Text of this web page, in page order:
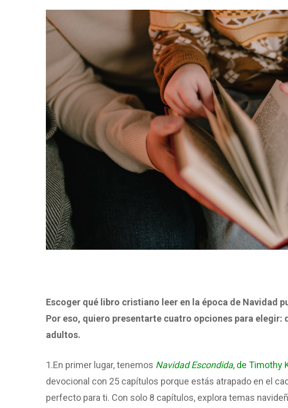
Escoger qué libro cristiano leer en la época de Navidad
Por eso, quiero presentarte cuatro opciones para elegir:
adultos.
1.En primer lugar, tenemos Navidad Escondida, de Timothy
devocional con 25 capítulos porque estás atrapado en el
perfecto para ti. Con solo 8 capítulos, explora temas